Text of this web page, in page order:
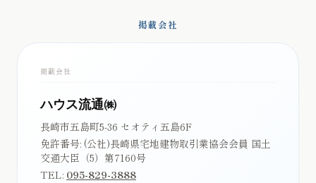
掲載会社
掲載会社
ハウス流通㈱
長崎市五島町5-36 セオティ五島6F
免許番号: (公社)長崎県宅地建物取引業協会会員 国土
交通大臣（5）第7160号
TEL: 095-829-3888